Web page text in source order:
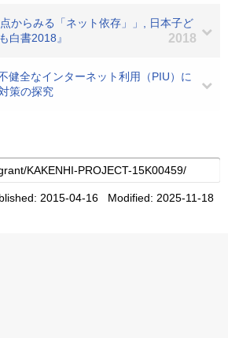
からみる「ネット依存」」, 日本子ど
白書2018』
2018
健全なインターネット利用（PIU）に
策の探究
2015-04-16 Modified: 2025-11-18